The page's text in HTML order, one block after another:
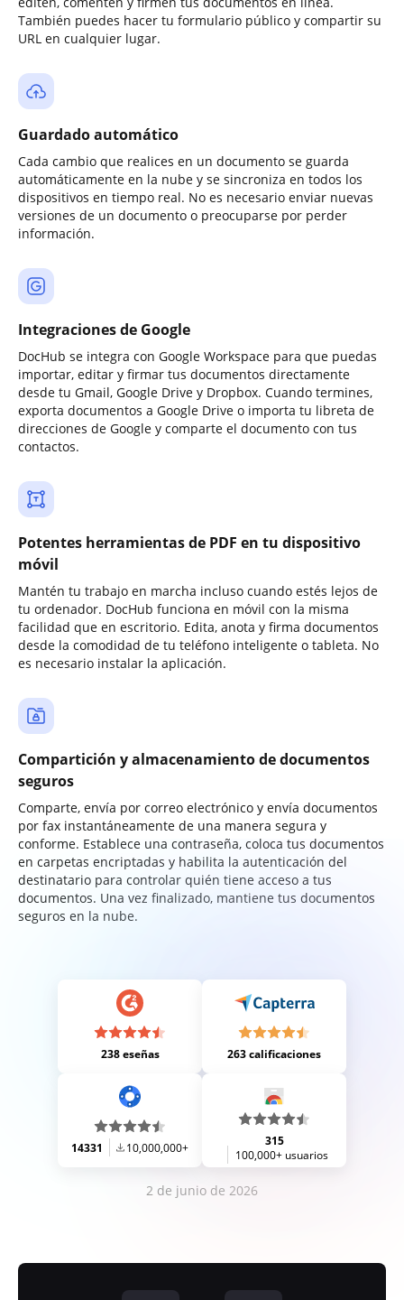
También puedes hacer tu formulario público y compartir su
URL en cualquier lugar.
Guardado automático
Cada cambio que realices en un documento se guarda
automáticamente en la nube y se sincroniza en todos los
dispositivos en tiempo real. No es necesario enviar nuevas
versiones de un documento o preocuparse por perder
información.
Integraciones de Google
DocHub se integra con Google Workspace para que puedas
importar, editar y firmar tus documentos directamente
desde tu Gmail, Google Drive y Dropbox. Cuando termines,
exporta documentos a Google Drive o importa tu libreta de
direcciones de Google y comparte el documento con tus
contactos.
Potentes herramientas de PDF en tu dispositivo
móvil
Mantén tu trabajo en marcha incluso cuando estés lejos de
tu ordenador. DocHub funciona en móvil con la misma
facilidad que en escritorio. Edita, anota y firma documentos
desde la comodidad de tu teléfono inteligente o tableta. No
es necesario instalar la aplicación.
Compartición y almacenamiento de documentos
seguros
Comparte, envía por correo electrónico y envía documentos
por fax instantáneamente de una manera segura y
conforme. Establece una contraseña, coloca tus documentos
en carpetas encriptadas y habilita la autenticación del
destinatario para controlar quién tiene acceso a tus
documentos. Una vez finalizado, mantiene tus documentos
seguros en la nube.
238 eseñas 263 calificaciones
14331 10,000,000+
315
100,000+ usuarios
2 de junio de 2026